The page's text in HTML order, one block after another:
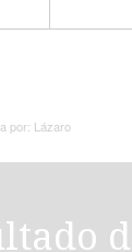
por: Lázaro